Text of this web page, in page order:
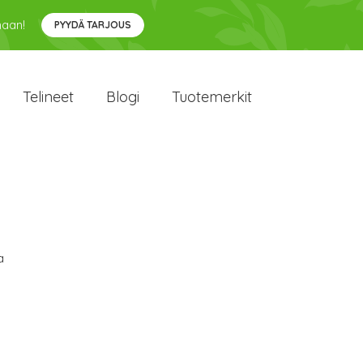
PYYDÄ TARJOUS
Telineet Blogi Tuotemerkit